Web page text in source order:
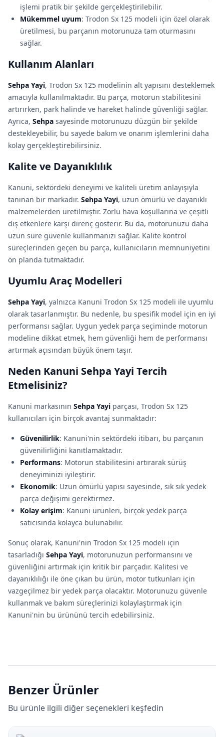
işlemi pratik bir şekilde gerçekleştirilebilir.
Mükemmel uyum: Trodon Sx 125 modeli için özel olarak
üretilmesi, bu parçanın motorunuza tam oturmasını
sağlar.
Kullanım Alanları
Sehpa Yayi, Trodon Sx 125 modelinin alt yapısını desteklemek
amacıyla kullanılmaktadır. Bu parça, motorun stabilitesini
artırırken, park halinde ve hareket halinde güvenliği sağlar.
Ayrıca, Sehpa sayesinde motorunuzu düzgün bir şekilde
destekleyebilir, bu sayede bakım ve onarım işlemlerini daha
kolay gerçekleştirebilirsiniz.
Kalite ve Dayanıklılık
Kanuni, sektördeki deneyimi ve kaliteli üretim anlayışıyla
tanınan bir markadır. Sehpa Yayi, uzun ömürlü ve dayanıklı
malzemelerden üretilmiştir. Zorlu hava koşullarına ve çeşitli
dış etkenlere karşı direnç gösterir. Bu da, motorunuzu daha
uzun süre güvenle kullanmanızı sağlar. Kalite kontrol
süreçlerinden geçen bu parça, kullanıcıların memnuniyetini
ön planda tutmaktadır.
Uyumlu Araç Modelleri
Sehpa Yayi, yalnızca Kanuni Trodon Sx 125 modeli ile uyumlu
olarak tasarlanmıştır. Bu nedenle, bu spesifik model için en iyi
performansı sağlar. Uygun yedek parça seçiminde motorun
modeline dikkat etmek, hem güvenliği hem de performansı
artırmak açısından büyük önem taşır.
Neden Kanuni Sehpa Yayi Tercih
Etmelisiniz?
Kanuni markasının Sehpa Yayi parçası, Trodon Sx 125
kullanıcıları için birçok avantaj sunmaktadır:
Güvenilirlik: Kanuni'nin sektördeki itibarı, bu parçanın
güvenilirliğini kanıtlamaktadır.
Performans: Motorun stabilitesini artırarak sürüş
deneyiminizi iyileştirir.
Ekonomik: Uzun ömürlü yapısı sayesinde, sık sık yedek
parça değişimi gerektirmez.
Kolay erişim: Kanuni ürünleri, birçok yedek parça
satıcısında kolayca bulunabilir.
Sonuç olarak, Kanuni'nin Trodon Sx 125 modeli için
tasarladığı Sehpa Yayi, motorunuzun performansını ve
güvenliğini artırmak için kritik bir parçadır. Kalitesi ve
dayanıklılığı ile öne çıkan bu ürün, motor tutkunları için
vazgeçilmez bir yedek parça olacaktır. Motorunuzu güvenle
kullanmak ve bakım süreçlerinizi kolaylaştırmak için
Kanuni'nin bu ürününü tercih edebilirsiniz.
Benzer Ürünler
Bu ürünle ilgili diğer seçenekleri keşfedin